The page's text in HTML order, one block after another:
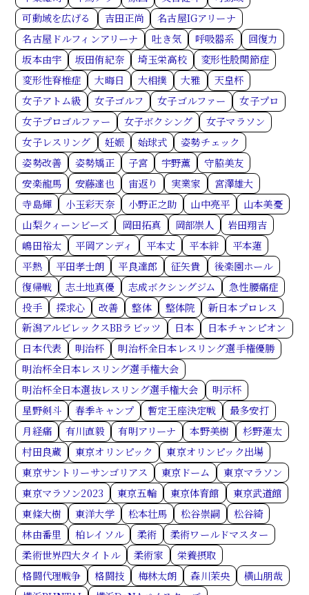
可動域を広げる
吉田正尚
名古屋IGアリーナ
名古屋ドルフィンアリーナ
吐き気 呼吸器系
回復力
坂本由宇
坂田侑紀奈 埼玉栄高校
変形性股関節症
変形性脊椎症
大晦日 大相撲 大雅
天皇杯
女子アトム級
女子ゴルフ 女子ゴルファー
女子プロ
女子プロゴルファー
女子ボクシング
女子マラソン
女子レスリング
妊娠 始球式
姿勢チェック
姿勢改善
姿勢矯正 子宮 宇野薫
守脇美友
安楽龍馬
安藤達也 宙返り 実業家
宮澤雄大
寺島輝
小玉彩天奈 小野正之助 山中亮平
山本美憂
山梨クィーンビーズ
岡田拓真 岡部崇人
岩田翔吉
嶋田裕太
平岡アンディ 平本丈 平本絆
平本蓮
平熱
平田孝士朗 平良達郎 征矢貴
後楽園ホール
復帰戦
志土地真優 志成ボクシングジム
急性腰痛症
投手
探求心 改善 整体 整体院
新日本プロレス
新潟アルビレックスBBラビッツ
日本
日本チャンピオン
日本代表
明治杯
明治杯全日本レスリング選手権優勝
明治杯全日本レスリング選手権大会
明治杯全日本選抜レスリング選手権大会
明示杯
星野剣斗
春季キャンプ 暫定王座決定戦
最多安打
月経痛
有川直毅 有明アリーナ 本野美樹
杉野蓮太
村田良蔵
東京オリンピック
東京オリンピック出場
東京サントリーサンゴリアス
東京ドーム
東京マラソン
東京マラソン2023
東京五輪 東京体育館
東京武道館
東條大樹
東洋大学 松本壮馬 松谷崇嗣
松谷綺
林由番里
柏レイソル 柔術
柔術ワールドマスター
柔術世界四大タイトル
柔術家
栄養摂取
格闘代理戦争
格闘技 梅林太朗 森川茉央
横山朋哉